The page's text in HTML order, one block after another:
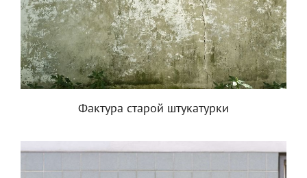
Фактура старой штукатурки